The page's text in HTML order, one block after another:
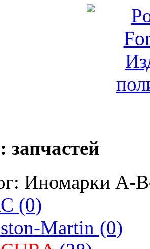
запчастей
Иномарки A-
(0)
Martin (0)